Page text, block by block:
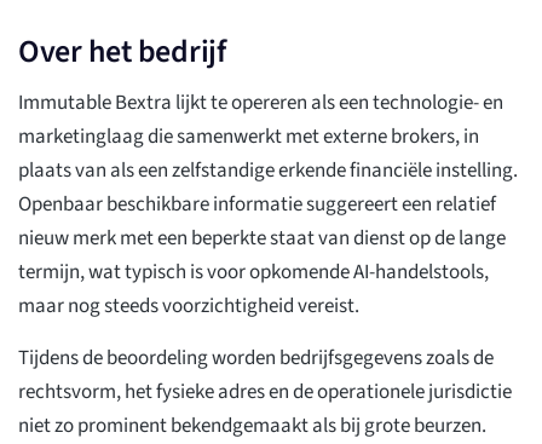
Over het bedrijf
Immutable Bextra lijkt te opereren als een technologie- en
marketinglaag die samenwerkt met externe brokers, in
plaats van als een zelfstandige erkende financiële instelling.
Openbaar beschikbare informatie suggereert een relatief
nieuw merk met een beperkte staat van dienst op de lange
termijn, wat typisch is voor opkomende AI-handelstools,
maar nog steeds voorzichtigheid vereist.
Tijdens de beoordeling worden bedrijfsgegevens zoals de
rechtsvorm, het fysieke adres en de operationele jurisdictie
niet zo prominent bekendgemaakt als bij grote beurzen.